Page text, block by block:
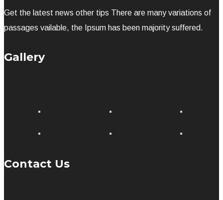
Get the latest news other tips There are many variations of
passages vailable, the Ipsum has been majority suffered.
Gallery
Contact Us